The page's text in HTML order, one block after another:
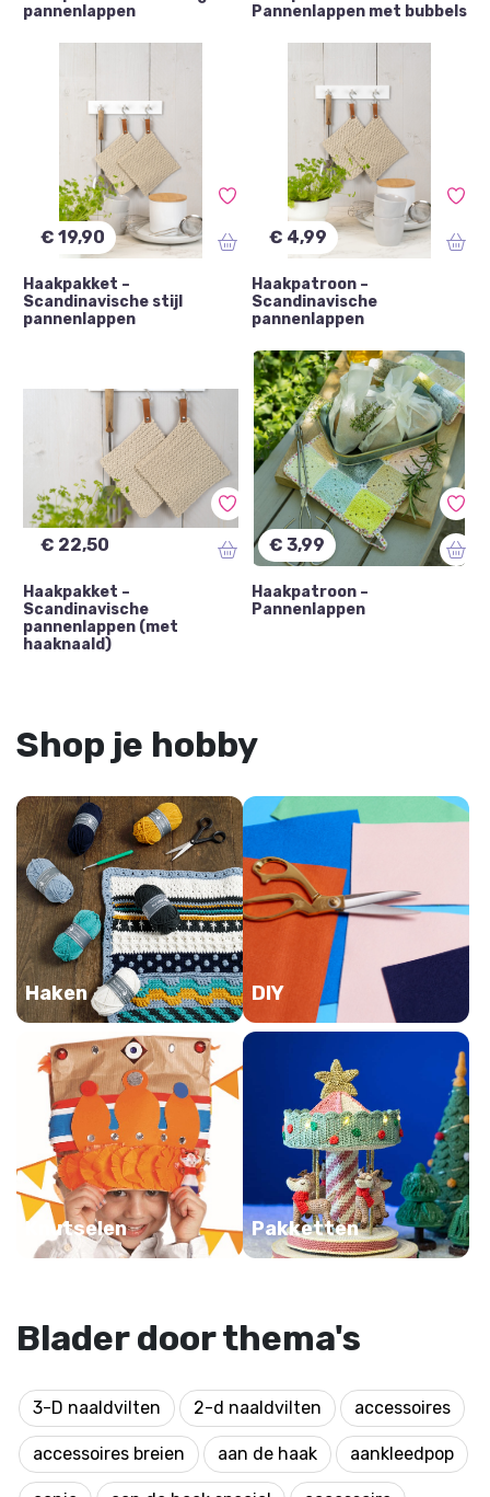
pannenlappen
Pannenlappen met bubbels
€ 19,90
Haakpakket –
Scandinavische stijl
pannenlappen
€ 4,99
Haakpatroon –
Scandinavische
pannenlappen
€ 22,50
Haakpakket –
Scandinavische
pannenlappen (met
haaknaald)
€ 3,99
Haakpatroon –
Pannenlappen
Shop je hobby
Haken DIY
Knutselen Pakketten
Blader door thema's
3-D naaldvilten 2-d naaldvilten accessoires
accessoires breien aan de haak aankleedpop